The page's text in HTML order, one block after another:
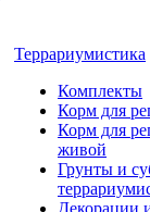
Террариумистика
Комплекты
Корм для
Корм для
живой
Грунты и
Декорации